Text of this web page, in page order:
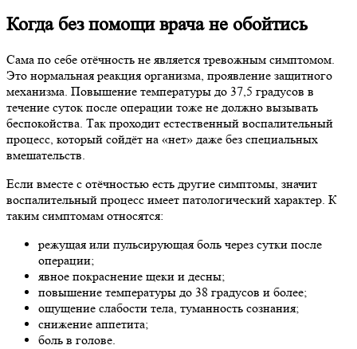
Когда без помощи врача не обойтись
Сама по себе отёчность не является тревожным симптомом.
Это нормальная реакция организма, проявление защитного
механизма. Повышение температуры до 37,5 градусов в
течение суток после операции тоже не должно вызывать
беспокойства. Так проходит естественный воспалительный
процесс, который сойдёт на «нет» даже без специальных
вмешательств.
Если вместе с отёчностью есть другие симптомы, значит
воспалительный процесс имеет патологический характер. К
таким симптомам относятся:
режущая или пульсирующая боль через сутки после
операции;
явное покраснение щеки и десны;
повышение температуры до 38 градусов и более;
ощущение слабости тела, туманность сознания;
снижение аппетита;
боль в голове.